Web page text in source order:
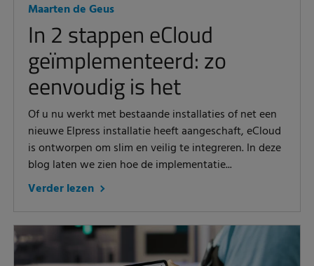
Maarten de Geus
In 2 stappen eCloud
geïmplementeerd: zo
eenvoudig is het
Of u nu werkt met bestaande installaties of net een
nieuwe Elpress installatie heeft aangeschaft, eCloud
is ontworpen om slim en veilig te integreren. In deze
blog laten we zien hoe de implementatie...
Verder lezen